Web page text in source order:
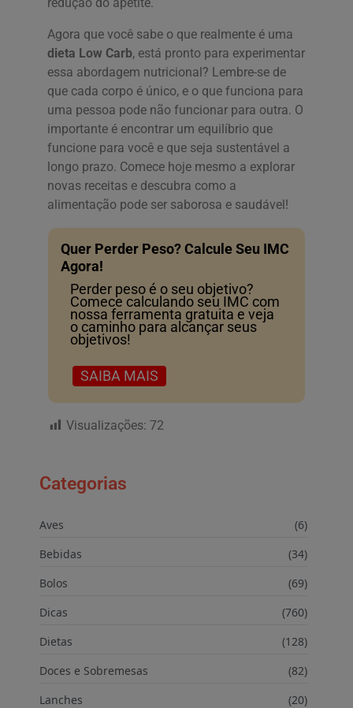
redução do apetite.
Agora que você sabe o que realmente é uma
dieta Low Carb, está pronto para experimentar
essa abordagem nutricional? Lembre-se de
que cada corpo é único, e o que funciona para
uma pessoa pode não funcionar para outra. O
importante é encontrar um equilíbrio que
funcione para você e que seja sustentável a
longo prazo. Comece hoje mesmo a explorar
novas receitas e descubra como a
alimentação pode ser saborosa e saudável!
Quer Perder Peso? Calcule Seu IMC
Agora!
Perder peso é o seu objetivo?
Comece calculando seu IMC com
nossa ferramenta gratuita e veja
o caminho para alcançar seus
objetivos!
SAIBA MAIS
Visualizações: 72
Categorias
Aves
(6)
Bebidas
(34)
Bolos
(69)
Dicas
(760)
Dietas
(128)
Doces e Sobremesas
(82)
Lanches
(20)